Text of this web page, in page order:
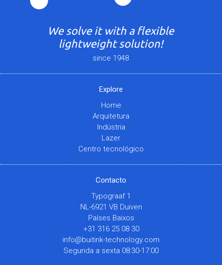
We solve it with a flexible
lightweight solution!
since 1948
Explore
Home
Arquitetura
Indústria
Lazer
Centro tecnológico
Contacto
Typograaf 1
NL-6921 VB Duiven
Países Baixos
+31 316 25 08 30
info@buitink-technology.com
Segunda a sexta 08:30-17:00